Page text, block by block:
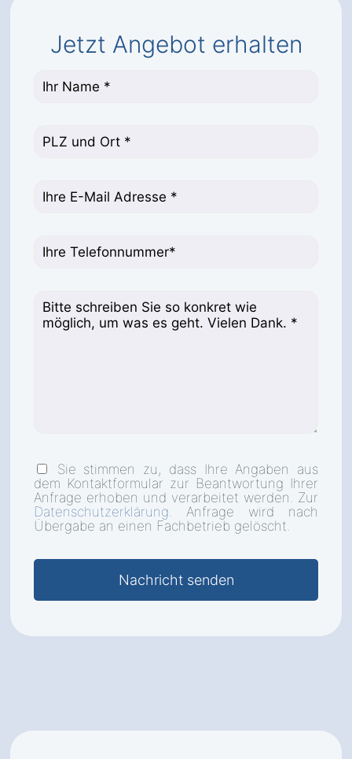
Jetzt Angebot erhalten
Sie stimmen zu, dass Ihre Angaben aus
dem Kontaktformular zur Beantwortung Ihrer
Anfrage erhoben und verarbeitet werden. Zur
Datenschutzerklärung. Anfrage wird nach
Übergabe an einen Fachbetrieb gelöscht.